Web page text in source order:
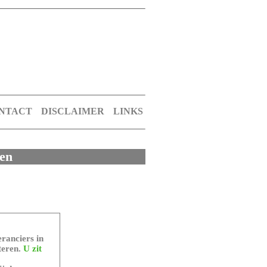
DISCLAIMER LINKS
in
U zit